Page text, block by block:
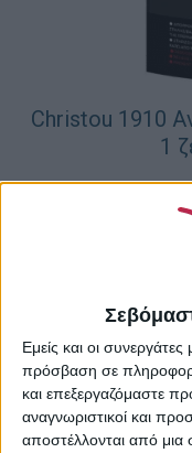
Εμείς και οι
πρόσβαση σε
και επεξεργαζόμαστε
αναγνωριστικοί και
αποστέλλονται από μια
Christou 1910
1
ΠΡΟΣΘΉΚΗ ΣΤΟ